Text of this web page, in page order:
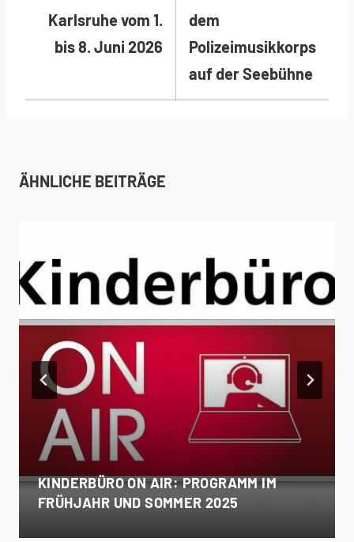
Karlsruhe vom 1.
bis 8. Juni 2026
dem
Polizeimusikkorps
auf der Seebühne
ÄHNLICHE BEITRÄGE
KINDERBÜRO ON AIR: PROGRAMM IM
FRÜHJAHR UND SOMMER 2025